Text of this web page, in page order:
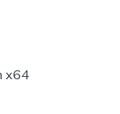
x64